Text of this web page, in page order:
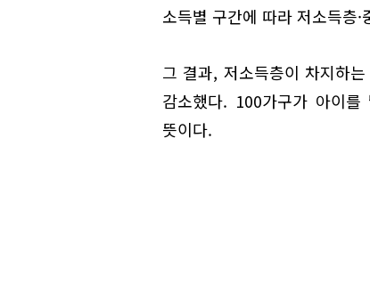
소득별 구간에 따라 저소득층
그 결과, 저소득층이 차지하
감소했다. 100가구가 아이
뜻이다.